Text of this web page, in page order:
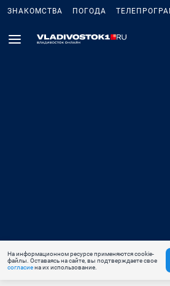
ЗНАКОМСТВА ПОГОДА
На информационном ресурсе применяются cookie-
файлы. Оставаясь на сайте, вы подтверждаете свое
согласиена их использование.